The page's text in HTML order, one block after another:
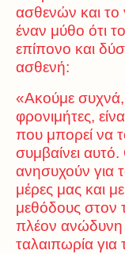
ασθενών και το
έναν μύθο ότι
επίπονο και
ασθενή:
«Ακούμε
φρονιμήτες,
που μπορεί να
συμβαίνει αυτό.
ανησυχούν για
μέρες μας και με
μεθόδους στον
πλέον ανώδυνη
ταλαιπωρία